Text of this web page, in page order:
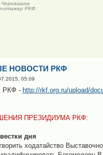
стажер РКФ
НОВОСТИ РКФ
05:09
РКФ - http://rkf.org.ru/upload/
ПРЕЗИДИУМА РКФ:
дня
ходатайство